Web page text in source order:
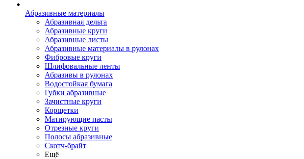
Абразивные материалы
Абразивная дельта
Абразивные круги
Абразивные листы
Абразивные материалы в рулонах
Фибровые круги
Шлифовальные ленты
Абразивы в рулонах
Водостойкая бумага
Губки абразивные
Зачистные круги
Корщетки
Матирующие пасты
Отрезные круги
Полосы абразивные
Скотч-брайт
Ещё